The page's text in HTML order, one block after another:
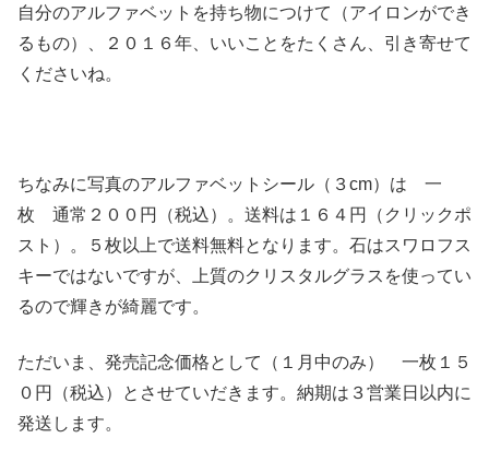
自分のアルファベットを持ち物につけて（アイロンができ
るもの）、２０１６年、いいことをたくさん、引き寄せて
くださいね。
ちなみに写真のアルファベットシール（３cm）は 一
枚 通常２００円（税込）。送料は１６４円（クリックポ
スト）。５枚以上で送料無料となります。石はスワロフス
キーではないですが、上質のクリスタルグラスを使ってい
るので輝きが綺麗です。
ただいま、発売記念価格として（１月中のみ） 一枚１５
０円（税込）とさせていだきます。納期は３営業日以内に
発送します。